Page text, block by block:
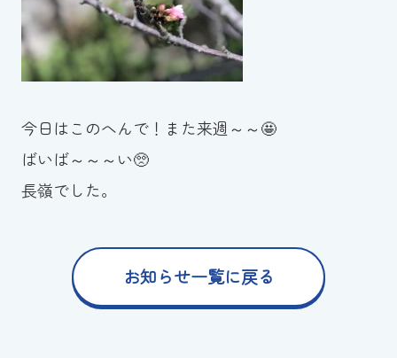
今日はこのへんで！また来週～～🤩
ばいば～～～い🥺
長嶺でした。
お知らせ一覧に戻る